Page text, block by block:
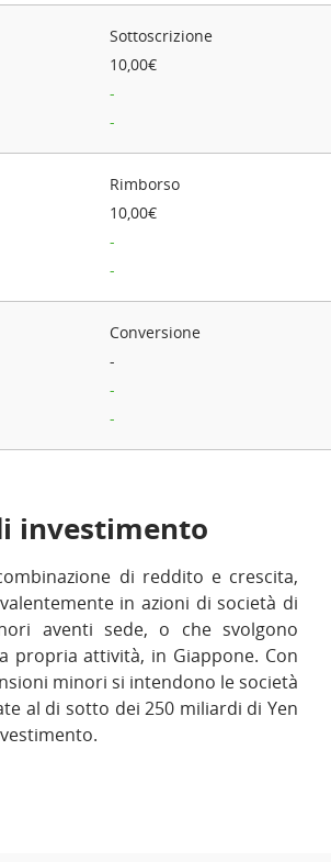
Sottoscrizione
10,00€
-
-
Rimborso
10,00€
-
-
Conversione
-
-
-
investimento
di reddito e crescita,
in azioni di società di
aventi sede, o che svolgono
propria attività, in Giappone. Con
minori si intendono le società
al di sotto dei 250 miliardi di Yen